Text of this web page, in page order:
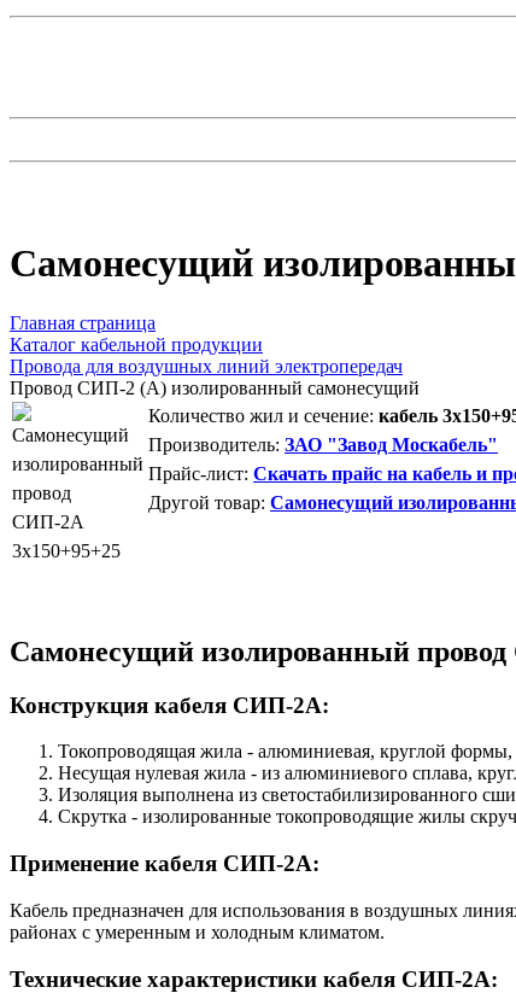
Самонесущий
Главная страница
Каталог кабельной продукции
Провода для воздушных линий электропередач
Провод СИП-2 (А) изолированный самонесущий
Количество жил и сечение: кабель
Производитель: ЗАО "Завод Москабель"
Прайс-лист: Скачать прайс на кабель и
Другой товар: Самонесущий
Самонесущий изолированный
Конструкция кабеля СИП-2А:
Токопроводящая жила - алюминиевая, круглой
Несущая нулевая жила - из алюминиевого сплава,
Изоляция выполнена из светостабилизированного
Скрутка - изолированные токопроводящие жилы
Применение кабеля СИП-2А:
Кабель предназначен для использования в воздушных
районах с умеренным и холодным климатом.
Технические характеристики кабеля СИП-2А: